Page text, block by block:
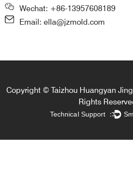
Wechat: +86-13957608189
Email: ella@jzmold.com
Copyright © Taizhou Huangyan
Rights
Technical Support ：